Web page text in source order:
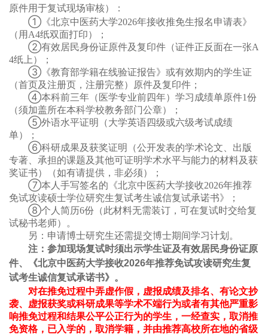
原件用于复试现场审核）：
①《北京中医药大学2026年接收推免生报名申请表》
（用 A4纸双面打印）；
②有效居民身份证原件及复印件（证件正反面在一张A
4纸上）；
③《教育部学籍在线验证报告》或有效期内的学生证
（首页及注册页，注册完整）原件及复印件；
④本科前三年（医学专业前四年）学习成绩单原件1份
（须加盖所在本科学校教务部门公章）；
⑤外语水平证明（大学英语四级或六级考试成绩
单）；
⑥科研成果及获奖证明（公开发表的学术论文、出版
专著、承担的课题及其他可证明学术水平与能力的材料及获
奖证书）（如有请提供，非必须）；
⑦本人手写签名的《北京中医药大学接收2026年推荐
免试攻读硕士学位研究生复试考生诚信复试承诺书》；
⑧个人简历6份（此材料无需装订，可在复试时交给复
试秘书老师）。
另：申请博士研究生还需提交博士期间学习计划。
注：参加现场复试时须出示学生证及有效居民身份证原
件、《北京中医药大学接收2026年推荐免试攻读研究生复
试考生诚信复试承诺书》。
对在推免过程中弄虚作假，虚报成绩及排名、有论文抄
袭、虚报获奖或科研成果等学术不端行为或者有其他严重影
响推免过程和结果公平公正行为的学生，一经查实，取消推
免资格，已入学的，取消学籍，并由推荐高校所在地的省级